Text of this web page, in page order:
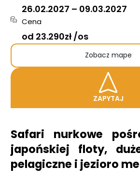
Zobacz mape
ZAPYTAJ
26.02.2027 – 09.03.2027
Cena
od 23.290zł /os
Safari nurkowe
japońskiej floty,
pelagiczne i jezioro